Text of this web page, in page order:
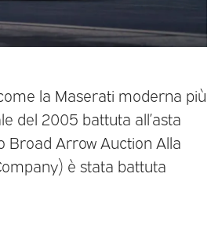
la Maserati moderna più
del 2005 battuta all’asta
Broad Arrow Auction Alla
è stata battuta